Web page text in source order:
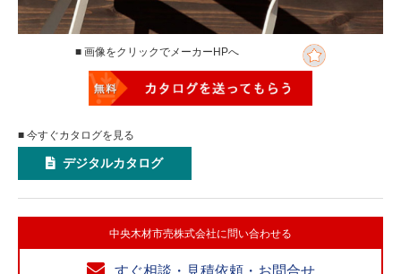
■ 画像をクリックでメーカーHPへ
■ 今すぐカタログを見る
デジタルカタログ
中央木材市売株式会社に問い合わせる
すぐ相談・見積依頼・お問合せ